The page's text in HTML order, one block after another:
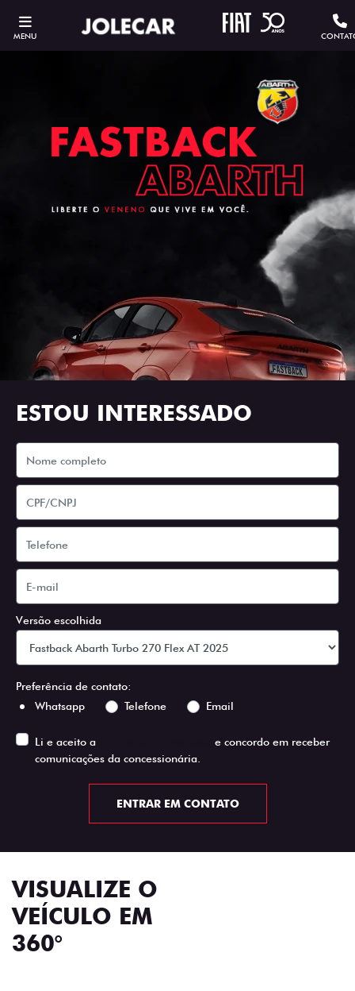
MENU
ESTOU INTERESSADO
Versão escolhida
Preferência de contato:
Whatsapp
Telefone Email
Li e aceito a
e concordo em receber
comunicações da concessionária.
ENTRAR EM CONTATO
VISUALIZE O
VEÍCULO EM
360°